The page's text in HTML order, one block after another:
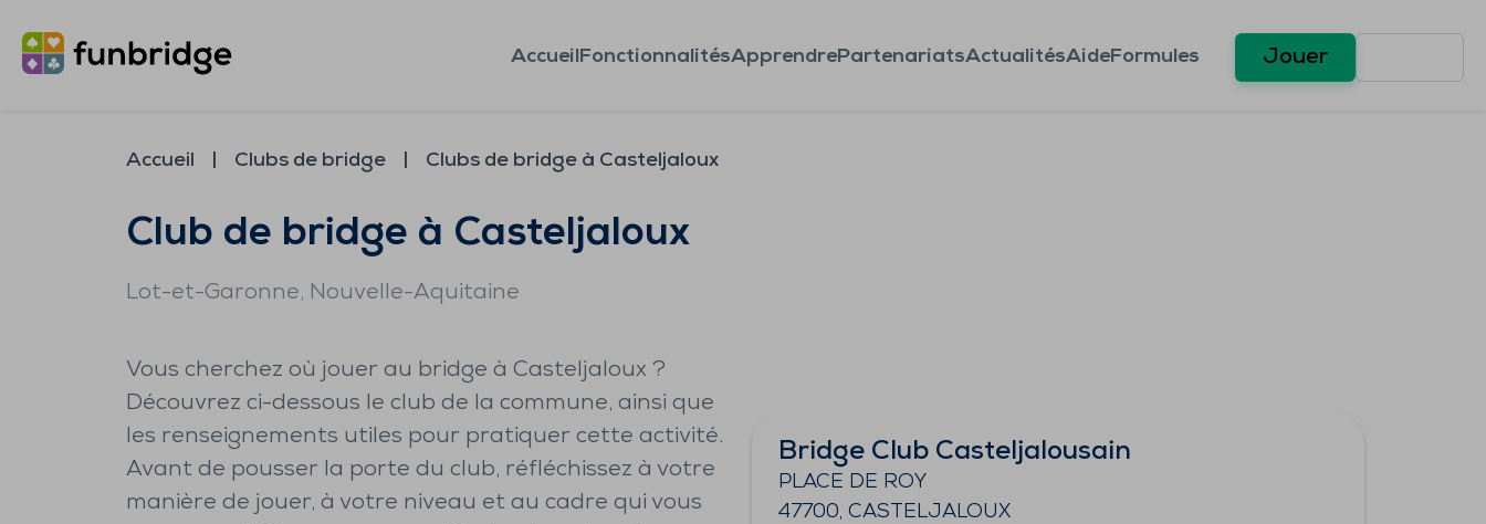
AccueilFonctionnalitésApprendrePartenariatsActualitésAideFormules Jouer
Accueil Clubs de bridge Clubs de bridge à Casteljaloux
Club de bridge à Casteljaloux
Lot-et-Garonne, Nouvelle-Aquitaine
Vous cherchez où jouer au bridge à Casteljaloux ?
Découvrez ci-dessous le club de la commune, ainsi que
les renseignements utiles pour pratiquer cette activité.
Avant de pousser la porte du club, réfléchissez à votre
manière de jouer, à votre niveau et au cadre qui vous
Bridge Club Casteljalousain
PLACE DE ROY
47700, CASTELJALOUX